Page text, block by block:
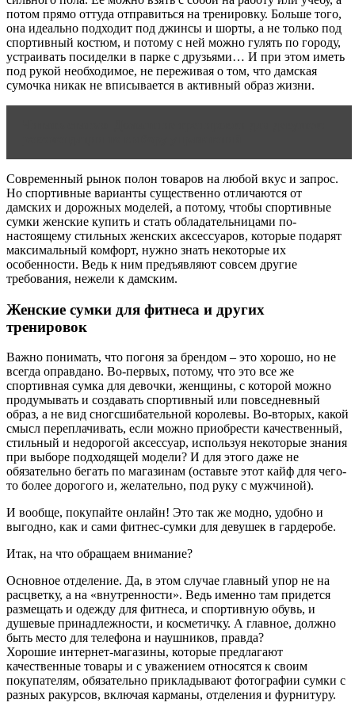
потом прямо оттуда отправиться на тренировку. Больше того,
она идеально подходит под джинсы и шорты, а не только под
спортивный костюм, и потому с ней можно гулять по городу,
устраивать посиделки в парке с друзьями… И при этом иметь
под рукой необходимое, не переживая о том, что дамская
сумочка никак не вписывается в активный образ жизни.
Современный рынок полон товаров на любой вкус и запрос.
Но спортивные варианты существенно отличаются от
дамских и дорожных моделей, а потому, чтобы спортивные
сумки женские купить и стать обладательницами по-
настоящему стильных женских аксессуаров, которые подарят
максимальный комфорт, нужно знать некоторые их
особенности. Ведь к ним предъявляют совсем другие
требования, нежели к дамским.
Женские сумки для фитнеса и других
тренировок
Важно понимать, что погоня за брендом – это хорошо, но не
всегда оправдано. Во-первых, потому, что это все же
спортивная сумка для девочки, женщины, с которой можно
продумывать и создавать спортивный или повседневный
образ, а не вид сногсшибательной королевы. Во-вторых, какой
смысл переплачивать, если можно приобрести качественный,
стильный и недорогой аксессуар, используя некоторые знания
при выборе подходящей модели? И для этого даже не
обязательно бегать по магазинам (оставьте этот кайф для чего-
то более дорогого и, желательно, под руку с мужчиной).
И вообще, покупайте онлайн! Это так же модно, удобно и
выгодно, как и сами фитнес-сумки для девушек в гардеробе.
Итак, на что обращаем внимание?
Основное отделение. Да, в этом случае главный упор не на
расцветку, а на «внутренности». Ведь именно там придется
размещать и одежду для фитнеса, и спортивную обувь, и
душевые принадлежности, и косметичку. А главное, должно
быть место для телефона и наушников, правда?
Хорошие интернет-магазины, которые предлагают
качественные товары и с уважением относятся к своим
покупателям, обязательно прикладывают фотографии сумки с
разных ракурсов, включая карманы, отделения и фурнитуру.